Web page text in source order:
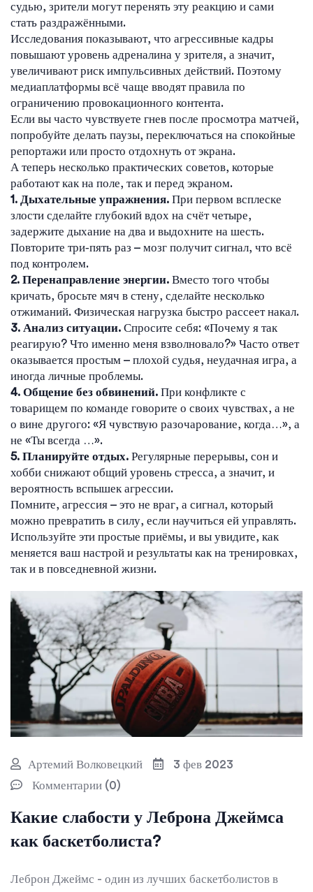
судью, зрители могут перенять эту реакцию и сами
стать раздражёнными.
Исследования показывают, что агрессивные кадры
повышают уровень адреналина у зрителя, а значит,
увеличивают риск импульсивных действий. Поэтому
медиаплатформы всё чаще вводят правила по
ограничению провокационного контента.
Если вы часто чувствуете гнев после просмотра матчей,
попробуйте делать паузы, переключаться на спокойные
репортажи или просто отдохнуть от экрана.
А теперь несколько практических советов, которые
работают как на поле, так и перед экраном.
1. Дыхательные упражнения. При первом всплеске
злости сделайте глубокий вдох на счёт четыре,
задержите дыхание на два и выдохните на шесть.
Повторите три‑пять раз – мозг получит сигнал, что всё
под контролем.
2. Перенаправление энергии. Вместо того чтобы
кричать, бросьте мяч в стену, сделайте несколько
отжиманий. Физическая нагрузка быстро рассеет накал.
3. Анализ ситуации. Спросите себя: «Почему я так
реагирую? Что именно меня взволновало?» Часто ответ
оказывается простым – плохой судья, неудачная игра, а
иногда личные проблемы.
4. Общение без обвинений. При конфликте с
товарищем по команде говорите о своих чувствах, а не
о вине другого: «Я чувствую разочарование, когда…», а
не «Ты всегда …».
5. Планируйте отдых. Регулярные перерывы, сон и
хобби снижают общий уровень стресса, а значит, и
вероятность вспышек агрессии.
Помните, агрессия – это не враг, а сигнал, который
можно превратить в силу, если научиться ей управлять.
Используйте эти простые приёмы, и вы увидите, как
меняется ваш настрой и результаты как на тренировках,
так и в повседневной жизни.
Артемий Волковецкий
3 фев 2023
Комментарии (0)
Какие слабости у Леброна Джеймса
как баскетболиста?
Леброн Джеймс - один из лучших баскетболистов в